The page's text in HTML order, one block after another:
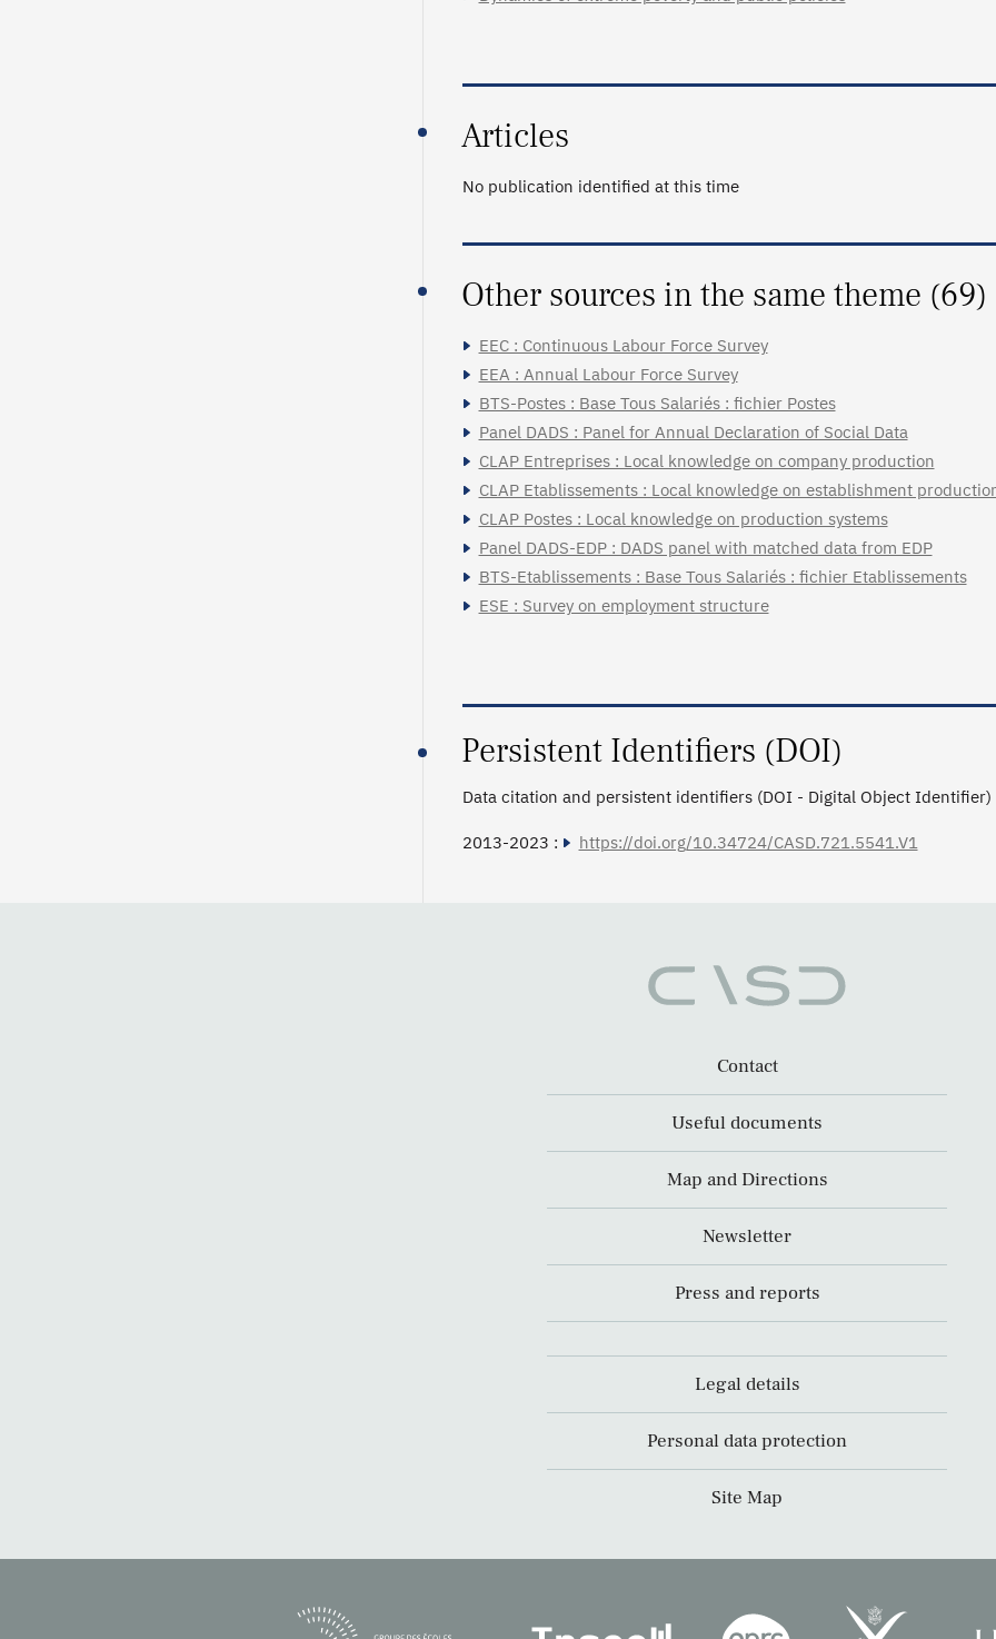
Articles
No publication identified at this time
Other sources in the same theme (69)
EEC : Continuous Labour Force Survey
EEA : Annual Labour Force Survey
BTS-Postes : Base Tous Salariés : fichier Postes
Panel DADS : Panel for Annual Declaration of Social Data
CLAP Entreprises : Local knowledge on company production
CLAP Etablissements : Local knowledge on establishment
CLAP Postes : Local knowledge on production systems
Panel DADS-EDP : DADS panel with matched data from EDP
BTS-Etablissements : Base Tous Salariés : fichier Etablissements
ESE : Survey on employment structure
Persistent Identifiers (DOI)
Data citation and persistent identifiers (DOI - Digital Object Identifier)
2013-2023 : https://doi.org/10.34724/CASD.721.5541.V1
Contact
Useful documents
Map and Directions
Newsletter
Press and reports
Legal details
Personal data protection
Site Map